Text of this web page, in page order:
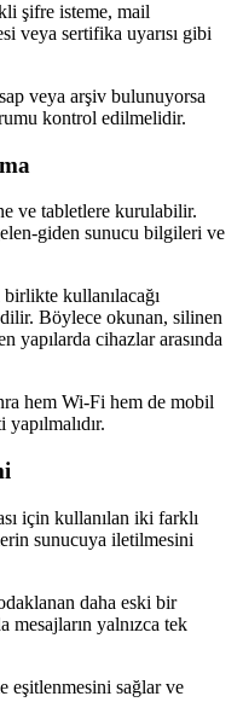
şifre isteme, mail
veya sertifika uyarısı gibi
veya arşiv bulunuyorsa
kontrol edilmelidir.
ve tabletlere kurulabilir.
giden sunucu bilgileri ve
kullanılacağı
Böylece okunan, silinen
yapılarda cihazlar arasında
hem Wi-Fi hem de mobil
için kullanılan iki farklı
sunucuya iletilmesini
daha eski bir
mesajların yalnızca tek
eşitlenmesini sağlar ve